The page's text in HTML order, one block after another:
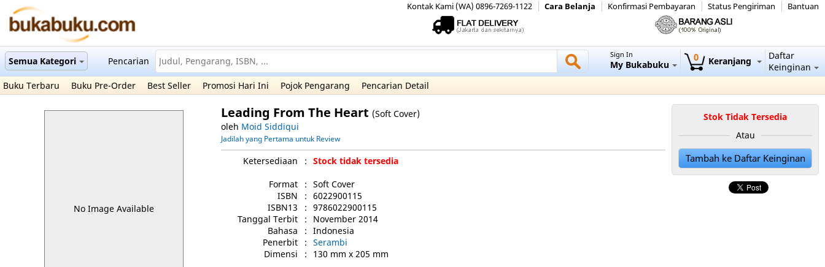
Kontak Kami (WA) 0896-7269-1122 Cara Belanja Konfirmasi Pembayaran Status Pengiriman Bantuan
Semua Kategori
Daftar
Keinginan
Pencarian 0 Keranjang
Sign In
My Bukabuku
Buku Terbaru
Buku Pre-Order Best Seller Promosi Hari Ini Pojok Pengarang Pencarian Detail
No Image Available
Stok Tidak Tersedia
Atau
Tambah ke Daftar Keinginan
Leading From The Heart (Soft Cover)
oleh Moid Siddiqui
Jadilah yang Pertama untuk Review
Ketersediaan : Stock tidak tersedia
Format
: Soft Cover
ISBN
: 6022900115
ISBN13
: 9786022900115
Tanggal Terbit
:
November 2014
Bahasa
: Indonesia
Penerbit
: Serambi
Dimensi
: 130 mm x 205 mm